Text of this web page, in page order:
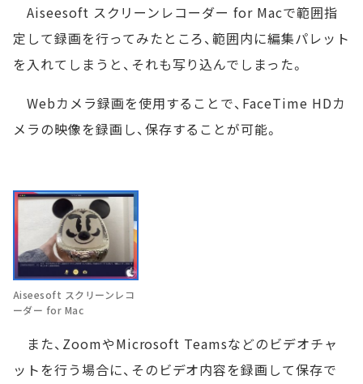
Aiseesoft スクリーンレコーダー for Macで範囲指
定して録画を行ってみたところ、範囲内に編集パレット
を入れてしまうと、それも写り込んでしまった。
Webカメラ録画を使用することで、FaceTime HDカ
メラの映像を録画し、保存することが可能。
Aiseesoft スクリーンレコ
ーダー for Mac
また、ZoomやMicrosoft Teamsなどのビデオチャ
ットを行う場合に、そのビデオ内容を録画して保存で